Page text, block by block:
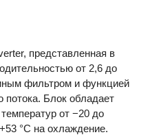
представленная в
от 2,6 до
фильтром и функцией
потока. Блок обладает
от −20 до
°C на охлаждение.